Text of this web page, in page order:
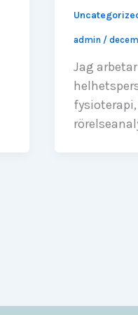
admin /
Jag